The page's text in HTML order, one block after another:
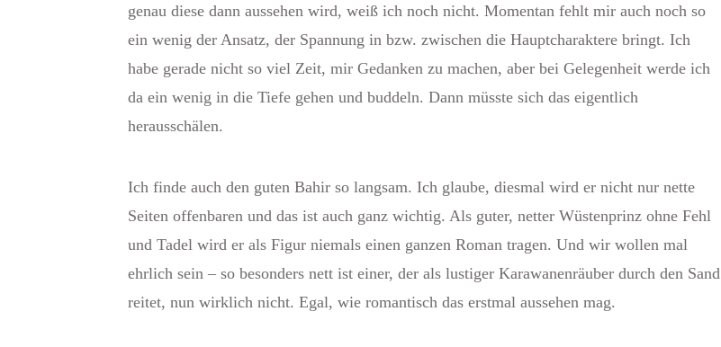
genau diese dann aussehen wird, weiß ich noch nicht. Momentan fehlt mir auch noch so
ein wenig der Ansatz, der Spannung in bzw. zwischen die Hauptcharaktere bringt. Ich
habe gerade nicht so viel Zeit, mir Gedanken zu machen, aber bei Gelegenheit werde ich
da ein wenig in die Tiefe gehen und buddeln. Dann müsste sich das eigentlich
herausschälen.
Ich finde auch den guten Bahir so langsam. Ich glaube, diesmal wird er nicht nur nette
Seiten offenbaren und das ist auch ganz wichtig. Als guter, netter Wüstenprinz ohne Fehl
und Tadel wird er als Figur niemals einen ganzen Roman tragen. Und wir wollen mal
ehrlich sein – so besonders nett ist einer, der als lustiger Karawanenräuber durch den Sand
reitet, nun wirklich nicht. Egal, wie romantisch das erstmal aussehen mag.